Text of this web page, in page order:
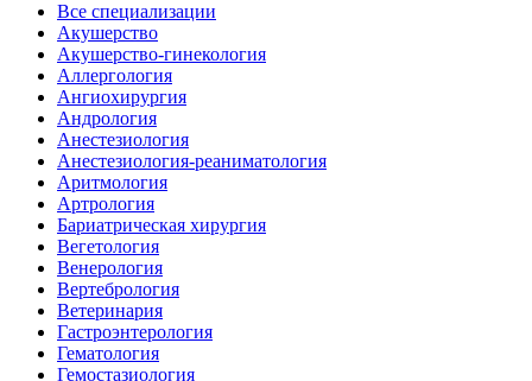
Все специализации
Акушерство
Акушерство-гинекология
Аллергология
Ангиохирургия
Андрология
Анестезиология
Анестезиология-реаниматология
Аритмология
Артрология
Бариатрическая хирургия
Вегетология
Венерология
Вертебрология
Ветеринария
Гастроэнтерология
Гематология
Гемостазиология